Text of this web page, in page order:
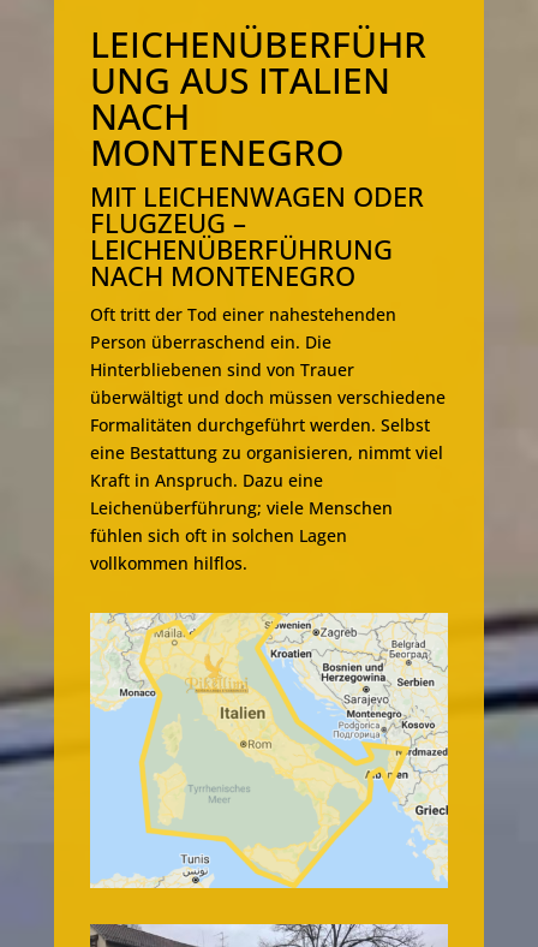
LEICHENÜBERFÜHR
UNG AUS ITALIEN
NACH
MONTENEGRO
MIT LEICHENWAGEN ODER
FLUGZEUG –
LEICHENÜBERFÜHRUNG
NACH MONTENEGRO
Oft tritt der Tod einer nahestehenden
Person überraschend ein. Die
Hinterbliebenen sind von Trauer
überwältigt und doch müssen verschiedene
Formalitäten durchgeführt werden. Selbst
eine Bestattung zu organisieren, nimmt viel
Kraft in Anspruch. Dazu eine
Leichenüberführung; viele Menschen
fühlen sich oft in solchen Lagen
vollkommen hilflos.